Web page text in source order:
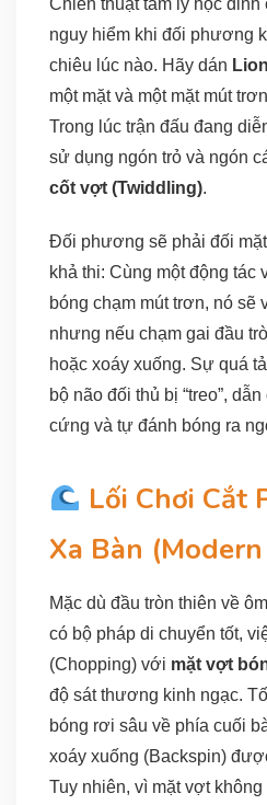
nguy hiểm khi đối phương
chiêu lúc nào. Hãy dán
một mặt và một mặt mút
Trong lúc trận đấu đang
sử dụng ngón trỏ và ngón
cốt vợt (Twiddling).
Đối phương sẽ phải đối
khả thi: Cùng một động tác
bóng chạm mút trơn, nó sẽ
nhưng nếu chạm gai đầu
hoặc xoáy xuống. Sự quá
bộ não đối thủ bị “treo”,
cứng và tự đánh bóng ra
Lối Chơi Cắt
Xa Bàn
Mặc dù đầu tròn thiên về
có bộ pháp di chuyển tốt,
(Chopping) với mặt vợt
độ sát thương kinh ngạc.
bóng rơi sâu về phía cuối
xoáy xuống (Backspin)
Tuy nhiên, vì mặt vợt